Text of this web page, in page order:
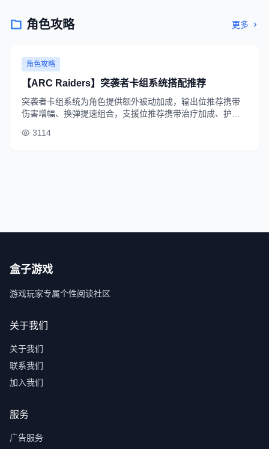
角色攻略 更多
角色攻略
【ARC Raiders】突袭者卡组系统搭配推荐
突袭者卡组系统为角色提供额外被动加成，输出位推荐携带
伤害增幅、换弹提速组合，支援位推荐携带治疗加成、护盾
3114
盒子游戏
游戏玩家专属个性阅读社区
关于我们
关于我们
联系我们
加入我们
服务
广告服务